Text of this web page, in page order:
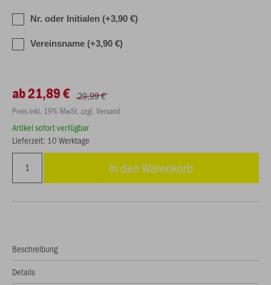
Nr. oder Initialen (+3,90 €)
Vereinsname (+3,90 €)
ab 21,89 € 29,99 €
Preis inkl. 19% MwSt. zzgl. Versand
Artikel sofort verfügbar
Lieferzeit: 10 Werktage
In den Warenkorb
Beschreibung
Details